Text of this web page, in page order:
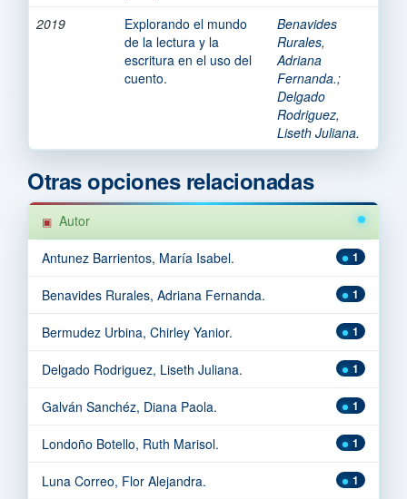
2019
Explorando el mundo
de la lectura y la
escritura en el uso del
cuento.
Benavides
Rurales,
Adriana
Fernanda.;
Delgado
Rodriguez,
Liseth Juliana.
Otras opciones relacionadas
Autor
1
Antunez Barrientos, María Isabel.
1
Benavides Rurales, Adriana Fernanda.
1
Bermudez Urbina, Chirley Yanior.
1
Delgado Rodriguez, Liseth Juliana.
1
Galván Sanchéz, Diana Paola.
1
Londoño Botello, Ruth Marisol.
1
Luna Correo, Flor Alejandra.